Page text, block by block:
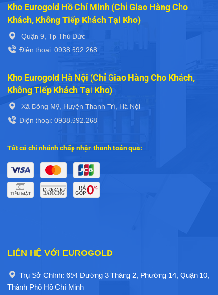
Kho Eurogold Hồ Chí Minh (Chỉ Giao Hàng Cho
Khách, Không Tiếp Khách Tại Kho)
Quận 9, Tp Thủ Đức
Điện thoại: 0938.692.268
Kho Eurogold Hà Nội (Chỉ Giao Hàng Cho Khách,
Không Tiếp Khách Tại Kho)
Xã Đông Mỹ, Huyện Thanh Trì, Hà Nội
Điện thoại: 0938.692.268
Tất cả chi nhánh chấp nhận thanh toán qua:
LIÊN HỆ VỚI EUROGOLD
Trụ Sở Chính: 694 Đường 3 Tháng 2, Phường 14, Quận 10,
Thành Phố Hồ Chí Minh